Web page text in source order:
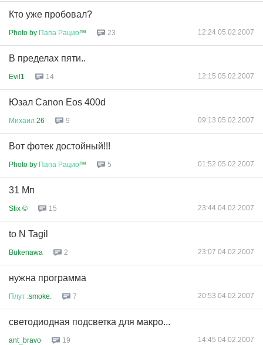
Кто уже пробовал?
Photo by Папа Рацио™ 23 12:24 05.02.2007
В пределах пяти..
Evil1 14 12:15 05.02.2007
Юзал Canon Eos 400d
Михаил 26 9 09:13 05.02.2007
Вот фотек достойный!!!
Photo by Папа Рацио™ 5 01:52 05.02.2007
31 Мп
Stix © 15 23:44 04.02.2007
to N Tagil
Bukenawa 2 23:07 04.02.2007
нужна программа
Плут :smoke: 7 20:53 04.02.2007
светодиодная подсветка для макро...
ant_bravo 19 14:45 04.02.2007